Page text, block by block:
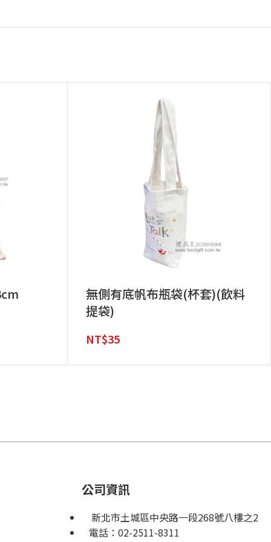
無側有底帆布瓶袋(杯套)(飲料
提袋)
NT$35
公司資訊
新北市土城區中央路一段268號八樓之2
電話： 02-2511-8311